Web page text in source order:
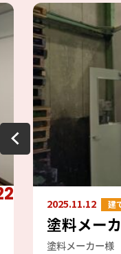
2025.11.12 建
塗料メー
塗料メーカー様